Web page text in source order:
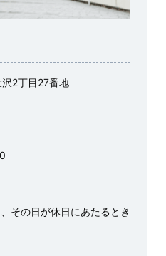
2丁目27番地
その日が休日にあたるとき